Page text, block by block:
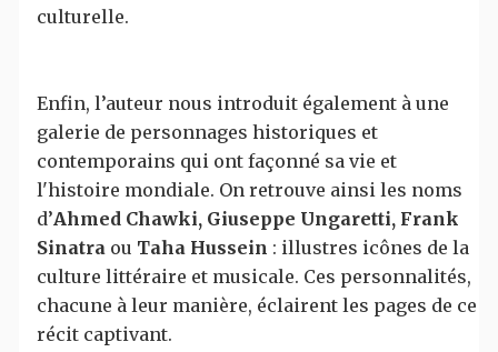
culturelle.
Enfin, l’auteur nous introduit également à une
galerie de personnages historiques et
contemporains qui ont façonné sa vie et
l'histoire mondiale. On retrouve ainsi les noms
d’Ahmed Chawki, Giuseppe Ungaretti, Frank
Sinatra ou Taha Hussein : illustres icônes de la
culture littéraire et musicale. Ces personnalités,
chacune à leur manière, éclairent les pages de ce
récit captivant.